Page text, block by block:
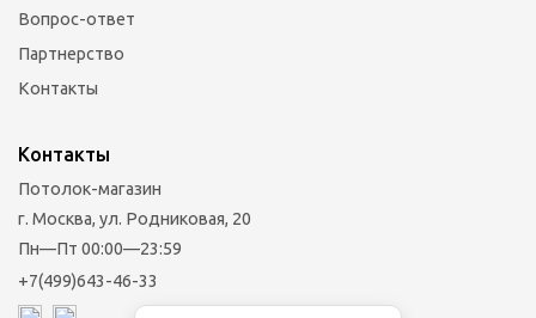
Вопрос-ответ
Партнерство
Контакты
Контакты
Потолок-магазин
г. Москва, ул. Родниковая, 20
Пн—Пт 00:00—23:59
+7(499)643-46-33